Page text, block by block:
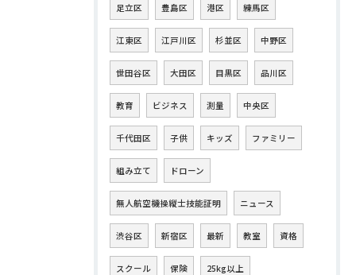
足立区 豊島区 港区 練馬区
江東区 江戸川区 杉並区 中野区
世田谷区 大田区 目黒区 品川区
教育 ビジネス 測量 中央区
千代田区 子供 キッズ ファミリー
組み立て ドローン
無人航空機操縦士技能証明 ニュース
渋谷区 新宿区 最新 教室 資格
スクール 保険 25kg以上